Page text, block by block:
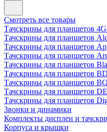
Смотреть все товары
Тачскрины для планшетов
Тачскрины для планшетов
Тачскрины для планшетов
Тачскрины для планшетов
Тачскрины для планшетов
Тачскрины для планшетов
Тачскрины для планшетов BQ
Тачскрины для планшетов
Тачскрины для планшетов
Звонки и динамики
Комплекты дисплеи и
Корпуса и крышки